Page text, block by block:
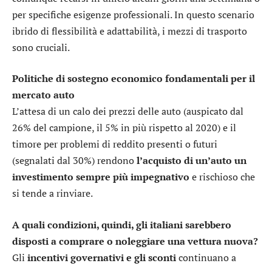
per specifiche esigenze professionali. In questo scenario
ibrido di flessibilità e adattabilità, i mezzi di trasporto
sono cruciali.
Politiche di sostegno economico fondamentali per il
mercato auto
L’attesa di un calo dei prezzi delle auto (auspicato dal
26% del campione, il 5% in più rispetto al 2020) e il
timore per problemi di reddito presenti o futuri
(segnalati dal 30%) rendonol’acquisto di un’auto un
investimento sempre più impegnativo e rischioso che
si tende a rinviare.
A quali condizioni, quindi, gli italiani sarebbero
disposti a comprare o noleggiare una vettura nuova?
Gli incentivi governativi e gli sconticontinuano a